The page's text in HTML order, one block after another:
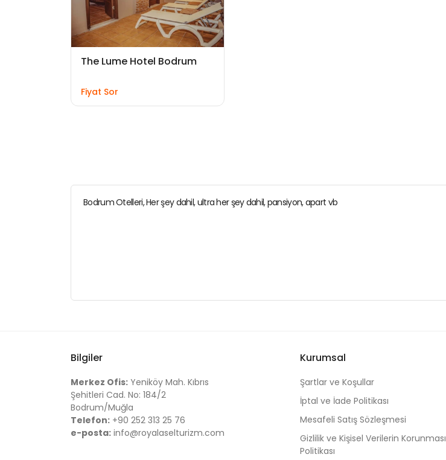
The Lume Hotel Bodrum
Fiyat Sor
Bodrum Otelleri, Her şey dahil, ultra her şey dahil, pansiyon, apart vb
Bilgiler
Merkez Ofis: Yeniköy Mah. Kıbrıs
Şehitleri Cad. No: 184/2
Bodrum/Muğla
Telefon: +90 252 313 25 76
e-posta: info@royalaselturizm.com
Kurumsal
Şartlar ve Koşullar
İptal ve İade Politikası
Mesafeli Satış Sözleşmesi
Gizlilik ve Kişisel Verilerin Korunması
Politikası